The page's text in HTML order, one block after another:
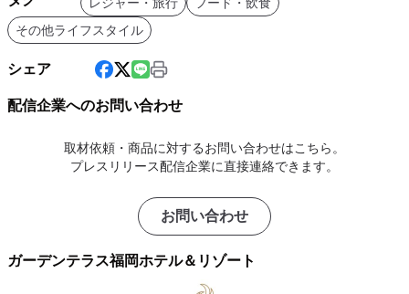
レジャー・旅行
フード・飲食
その他ライフスタイル
シェア
配信企業へのお問い合わせ
取材依頼・商品に対するお問い合わせはこちら。
プレスリリース配信企業に直接連絡できます。
お問い合わせ
ガーデンテラス福岡ホテル＆リゾート